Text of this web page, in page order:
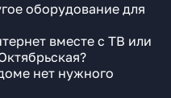
оборудование для
вместе с ТВ или
нет нужного